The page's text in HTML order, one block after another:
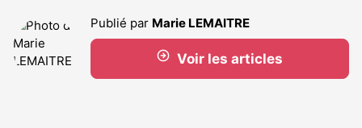
Publié par Marie LEMAITRE
Voir les articles